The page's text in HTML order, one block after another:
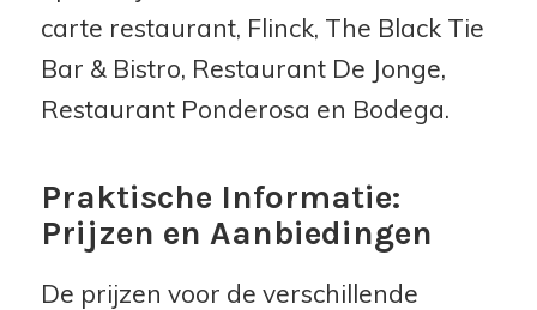
carte restaurant, Flinck, The Black Tie
Bar & Bistro, Restaurant De Jonge,
Restaurant Ponderosa en Bodega.
Praktische Informatie:
Prijzen en Aanbiedingen
De prijzen voor de verschillende